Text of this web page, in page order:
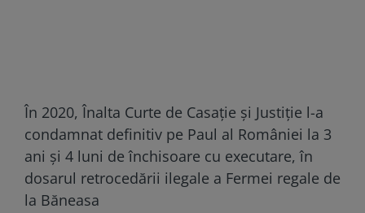
În 2020, Înalta Curte de Casație și Justiție l-a
condamnat definitiv pe Paul al României la 3
ani și 4 luni de închisoare cu executare, în
dosarul retrocedării ilegale a Fermei regale de
la Băneasa